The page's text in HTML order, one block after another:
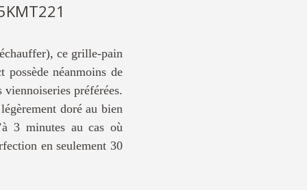
ce grille-pain
néanmoins de
viennoiseries préférées.
doré au bien
3 minutes au cas où
en seulement 30